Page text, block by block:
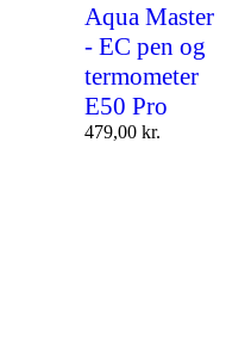
Aqua Master
- EC pen og
termometer
E50 Pro
479,00 kr.